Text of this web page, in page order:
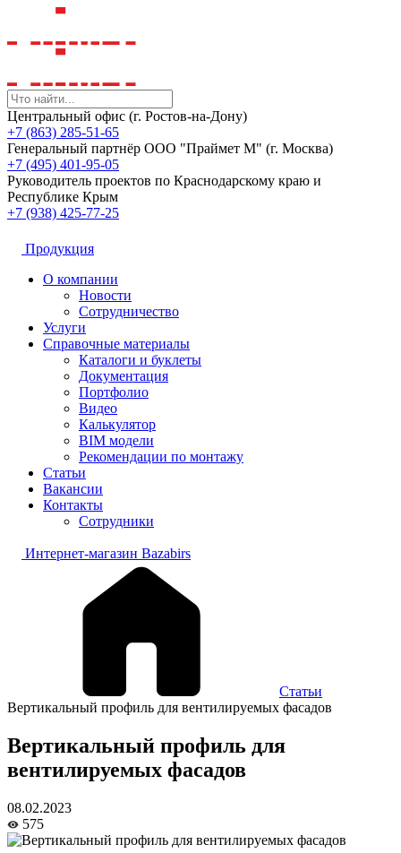
Центральный офис (г. Ростов-на-Дону)
+7 (863) 285-51-65
Генеральный партнёр ООО "Праймет М" (г. Москва)
+7 (495) 401-95-05
Руководитель проектов по Краснодарскому краю и
Республике Крым
+7 (938) 425-77-25
Продукция
О компании
Новости
Сотрудничество
Услуги
Справочные материалы
Каталоги и буклеты
Документация
Портфолио
Видео
Калькулятор
BIM модели
Рекомендации по монтажу
Статьи
Вакансии
Контакты
Сотрудники
Интернет-магазин Bazabirs
Статьи
Вертикальный профиль для вентилируемых фасадов
Вертикальный профиль для
вентилируемых фасадов
08.02.2023
575